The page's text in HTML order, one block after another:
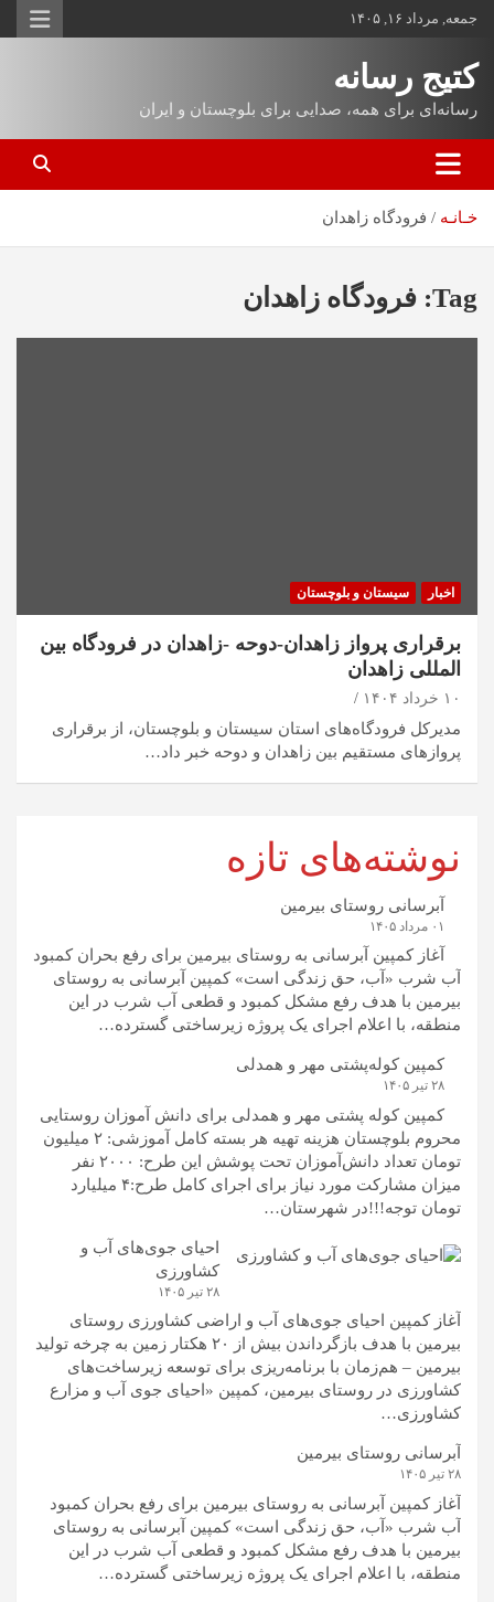
جمعه, مرداد ۱۶, ۱۴۰۵
کتیج رسانه
رسانه‌ای برای همه، صدایی برای بلوچستان و ایران
خـانـه فرودگاه زاهدان
Tag: فرودگاه زاهدان
اخبار سیستان و بلوچستان
برقراری پرواز زاهدان-دوحه -زاهدان در فرودگاه بین
المللی زاهدان
۱۰ خرداد ۱۴۰۴
مدیرکل فرودگاه‌های استان سیستان و بلوچستان، از برقراری
پرواز‌های مستقیم بین زاهدان و دوحه خبر داد…
نوشته‌های تازه
آبرسانی روستای بیرمین
۰۱ مرداد ۱۴۰۵
آغاز کمپین آبرسانی به روستای بیرمین برای رفع بحران کمبود
آب شرب «آب، حق زندگی است» کمپین آبرسانی به روستای
بیرمین با هدف رفع مشکل کمبود و قطعی آب شرب در این
منطقه، با اعلام اجرای یک پروژه زیرساختی گسترده…
کمپین کوله‌پشتی مهر و همدلی
۲۸ تیر ۱۴۰۵
کمپین کوله‌ پشتی مهر و همدلی برای دانش آموزان روستایی
محروم بلوچستان هزینه تهیه هر بسته کامل آموزشی: ۲ میلیون
تومان تعداد دانش‌آموزان تحت پوشش این طرح: ۲۰۰۰ نفر
میزان مشارکت مورد نیاز برای اجرای کامل طرح:۴ میلیارد
تومان توجه!!!در شهرستان…
احیای جوی‌های آب و
کشاورزی
۲۸ تیر ۱۴۰۵
آغاز کمپین احیای جوی‌های آب و اراضی کشاورزی روستای
بیرمین با هدف بازگرداندن بیش از ۲۰ هکتار زمین به چرخه تولید
بیرمین – هم‌زمان با برنامه‌ریزی برای توسعه زیرساخت‌های
کشاورزی در روستای بیرمین، کمپین «احیای جوی آب و مزارع
کشاورزی…
آبرسانی روستای بیرمین
۲۸ تیر ۱۴۰۵
آغاز کمپین آبرسانی به روستای بیرمین برای رفع بحران کمبود
آب شرب «آب، حق زندگی است» کمپین آبرسانی به روستای
بیرمین با هدف رفع مشکل کمبود و قطعی آب شرب در این
منطقه، با اعلام اجرای یک پروژه زیرساختی گسترده…